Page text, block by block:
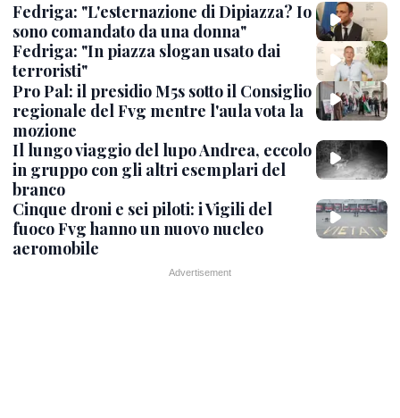
Fedriga: "L'esternazione di Dipiazza? Io
sono comandato da una donna"
Fedriga: "In piazza slogan usato dai
terroristi"
Pro Pal: il presidio M5s sotto il Consiglio
regionale del Fvg mentre l'aula vota la
mozione
Il lungo viaggio del lupo Andrea, eccolo
in gruppo con gli altri esemplari del
branco
Cinque droni e sei piloti: i Vigili del
fuoco Fvg hanno un nuovo nucleo
aeromobile